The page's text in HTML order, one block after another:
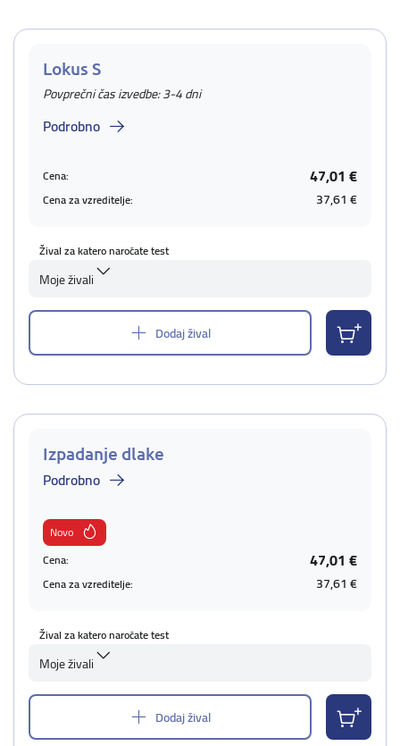
Lokus S
Povprečni čas izvedbe: 3-4 dni
Podrobno
Cena: 47,01 €
Cena za vzreditelje: 37,61 €
Žival za katero naročate test
Moje živali
Dodaj žival
Izpadanje dlake
Podrobno
Novo
Cena:
47,01 €
Cena za vzreditelje: 37,61 €
Žival za katero naročate test
Moje živali
Dodaj žival